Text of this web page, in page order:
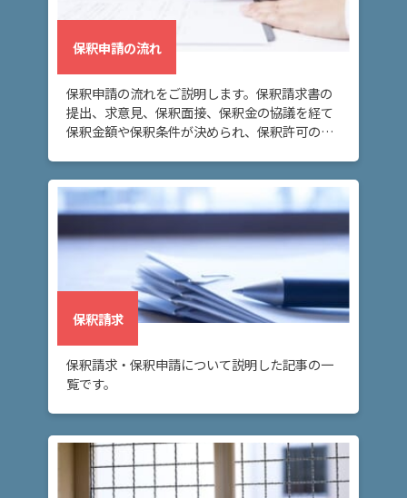
保釈申請の流れ
保釈申請の流れをご説明します。保釈請求書の
提出、求意見、保釈面接、保釈金の協議を経て
保釈金額や保釈条件が決められ、保釈許可の決
保釈請求
保釈請求・保釈申請について説明した記事の一
覧です。